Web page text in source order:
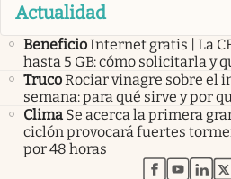
Actualidad
BeneficioInternet gratis | La
hasta 5 GB: cómo solicitarla y
TrucoRociar vinagre sobre el
semana: para qué sirve y por
Clima Se acerca la primera
ciclón provocará fuertes
por 48 horas
abre en
abre